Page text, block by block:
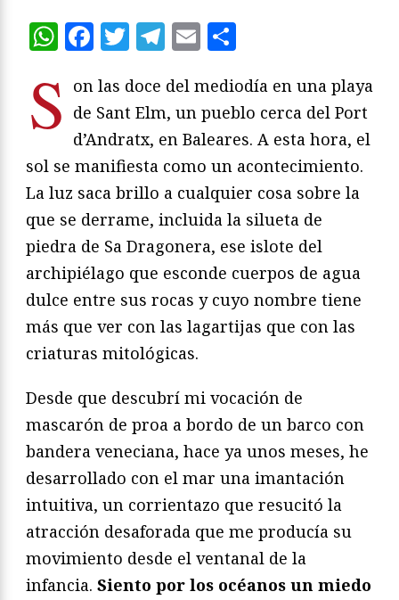
WhatsApp
Facebook
Twitter
Telegram
Email
S on las doce del mediodía en una playa
de Sant Elm, un pueblo cerca del Port
d’Andratx, en Baleares. A esta hora, el
sol se manifiesta como un acontecimiento.
La luz saca brillo a cualquier cosa sobre la
que se derrame, incluida la silueta de
piedra de Sa Dragonera, ese islote del
archipiélago que esconde cuerpos de agua
dulce entre sus rocas y cuyo nombre tiene
más que ver con las lagartijas que con las
criaturas mitológicas.
Desde que descubrí mi vocación de
mascarón de proa a bordo de un barco con
bandera veneciana, hace ya unos meses, he
desarrollado con el mar una imantación
intuitiva, un corrientazo que resucitó la
atracción desaforada que me producía su
movimiento desde el ventanal de la
infancia. Siento por los océanos un miedo